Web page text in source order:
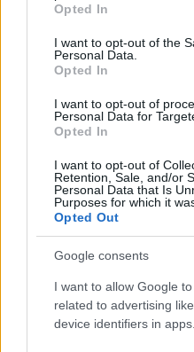
use your data for below
consent section.
Opted In
I want to opt-out of the
Personal Data.
Opted In
I want to opt-out of
Personal Data for
Opted In
I want to opt-out of
Retention, Sale, and/or
Personal Data that Is
Purposes for which it
Opted Out
Google consents
I want to allow Google
related to advertising
device identifiers in apps.
Continua a